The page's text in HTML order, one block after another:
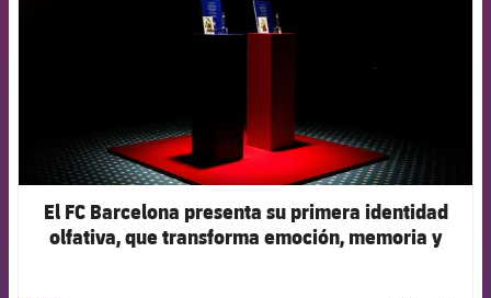
El FC Barcelona presenta su primera identidad
olfativa, que transforma emoción, memoria y